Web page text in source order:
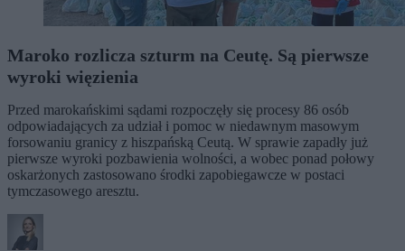
Maroko rozlicza szturm na Ceutę. Są pierwsze
wyroki więzienia
Przed marokańskimi sądami rozpoczęły się procesy 86 osób
odpowiadających za udział i pomoc w niedawnym masowym
forsowaniu granicy z hiszpańską Ceutą. W sprawie zapadły już
pierwsze wyroki pozbawienia wolności, a wobec ponad połowy
oskarżonych zastosowano środki zapobiegawcze w postaci
tymczasowego aresztu.